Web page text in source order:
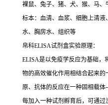
裸鼠、兔子、猪、犬、猴、马、
标本：血清、血浆、细胞上清
水、胸房水、组织等
帛科ELISA试剂盒实验原理：
ELISA是以免疫学反应为基础，
物的高效催化作用相结合起来
原、抗体的反应在一种固相载体
每加入一种试剂孵育后，可通